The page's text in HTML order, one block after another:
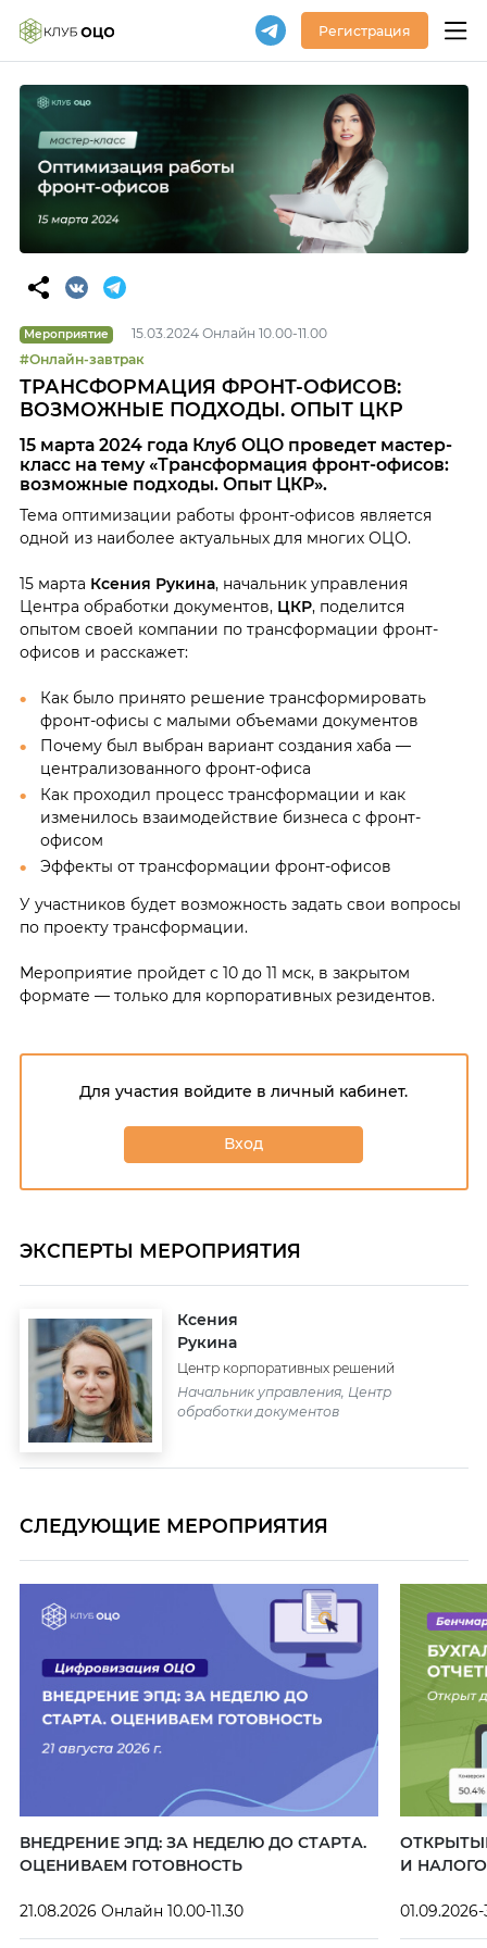
Регистрация
Мероприятие
15.03.2024 Онлайн 10.00-11.00
#Онлайн-завтрак
ТРАНСФОРМАЦИЯ ФРОНТ-ОФИСОВ:
ВОЗМОЖНЫЕ ПОДХОДЫ. ОПЫТ ЦКР
15 марта 2024 года Клуб ОЦО проведет мастер-
класс на тему «Трансформация фронт-офисов:
возможные подходы. Опыт ЦКР».
Тема оптимизации работы фронт-офисов является
одной из наиболее актуальных для многих ОЦО.
15 марта Ксения Рукина, начальник управления
Центра обработки документов, ЦКР, поделится
опытом своей компании по трансформации фронт-
офисов и расскажет:
Как было принято решение трансформировать
фронт-офисы с малыми объемами документов
Почему был выбран вариант создания хаба —
централизованного фронт-офиса
Как проходил процесс трансформации и как
изменилось взаимодействие бизнеса с фронт-
офисом
Эффекты от трансформации фронт-офисов
У участников будет возможность задать свои вопросы
по проекту трансформации.
Мероприятие пройдет с 10 до 11 мск, в закрытом
формате — только для корпоративных резидентов.
Для участия войдите в личный кабинет.
Вход
ЭКСПЕРТЫ МЕРОПРИЯТИЯ
Ксения
Рукина
Центр корпоративных решений
Начальник управления, Центр
обработки документов
СЛЕДУЮЩИЕ МЕРОПРИЯТИЯ
ВНЕДРЕНИЕ ЭПД: ЗА НЕДЕЛЮ ДО СТАРТА.
ОЦЕНИВАЕМ ГОТОВНОСТЬ
21.08.2026 Онлайн 10.00-11.30
И
01.09.2026-